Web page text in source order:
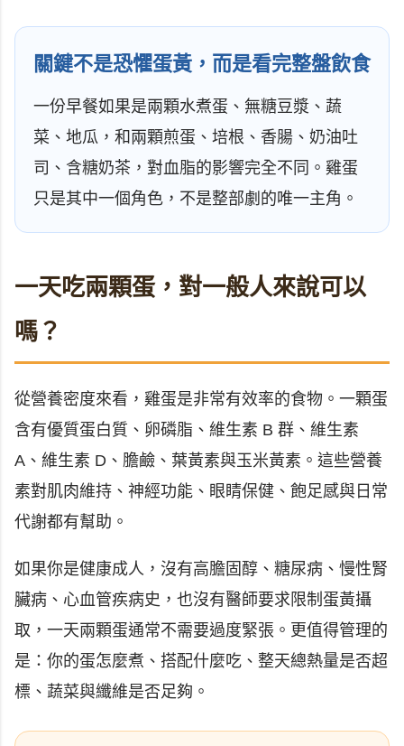
關鍵不是恐懼蛋黃，而是看完整盤飲食
一份早餐如果是兩顆水煮蛋、無糖豆漿、蔬
菜、地瓜，和兩顆煎蛋、培根、香腸、奶油吐
司、含糖奶茶，對血脂的影響完全不同。雞蛋
只是其中一個角色，不是整部劇的唯一主角。
一天吃兩顆蛋，對一般人來說可以
嗎？
從營養密度來看，雞蛋是非常有效率的食物。一顆蛋
含有優質蛋白質、卵磷脂、維生素 B 群、維生素
A、維生素 D、膽鹼、葉黃素與玉米黃素。這些營養
素對肌肉維持、神經功能、眼睛保健、飽足感與日常
代謝都有幫助。
如果你是健康成人，沒有高膽固醇、糖尿病、慢性腎
臟病、心血管疾病史，也沒有醫師要求限制蛋黃攝
取，一天兩顆蛋通常不需要過度緊張。更值得管理的
是：你的蛋怎麼煮、搭配什麼吃、整天總熱量是否超
標、蔬菜與纖維是否足夠。